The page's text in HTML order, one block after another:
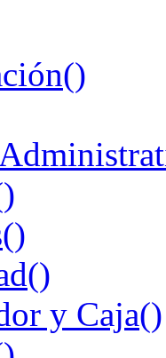
()
()
()
y Caja()